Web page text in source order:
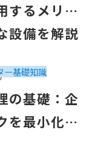
するメリッ
設備を解説
ー基礎知識
るには」の記事
の基礎：企
を最小化す